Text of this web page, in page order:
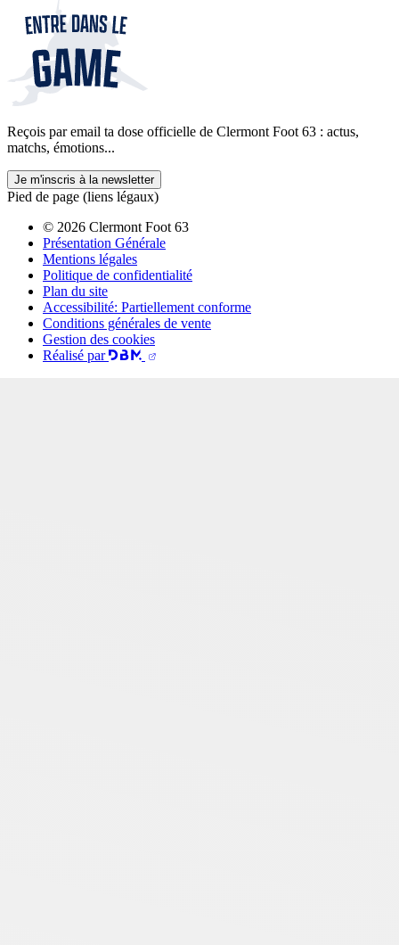
Reçois par email ta dose officielle de Clermont Foot 63 : actus,
matchs, émotions...
Je m'inscris à la newsletter
Pied de page (liens légaux)
© 2026 Clermont Foot 63
Présentation Générale
Mentions légales
Politique de confidentialité
Plan du site
Accessibilité: Partiellement conforme
Conditions générales de vente
Gestion des cookies
Réalisé par